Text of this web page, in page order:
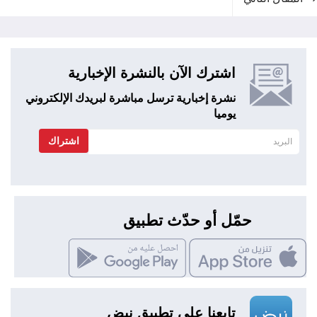
اشترك الآن بالنشرة الإخبارية
نشرة إخبارية ترسل مباشرة لبريدك الإلكتروني
يوميا
اشتراك
حمّل أو حدّث تطبيق
تابعنا علي تطبيق نبض